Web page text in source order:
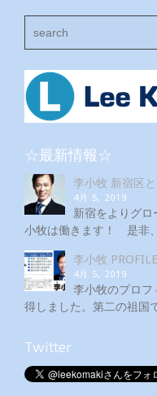
☆最新情報☆
李小牧 新宿区
4月 5, 2019
新宿をよりグ
小牧は働きます！ 是非
李小牧 PROFILE
4月 5, 2019
李小牧のプロフ
得しました。第二の祖国
Twitter